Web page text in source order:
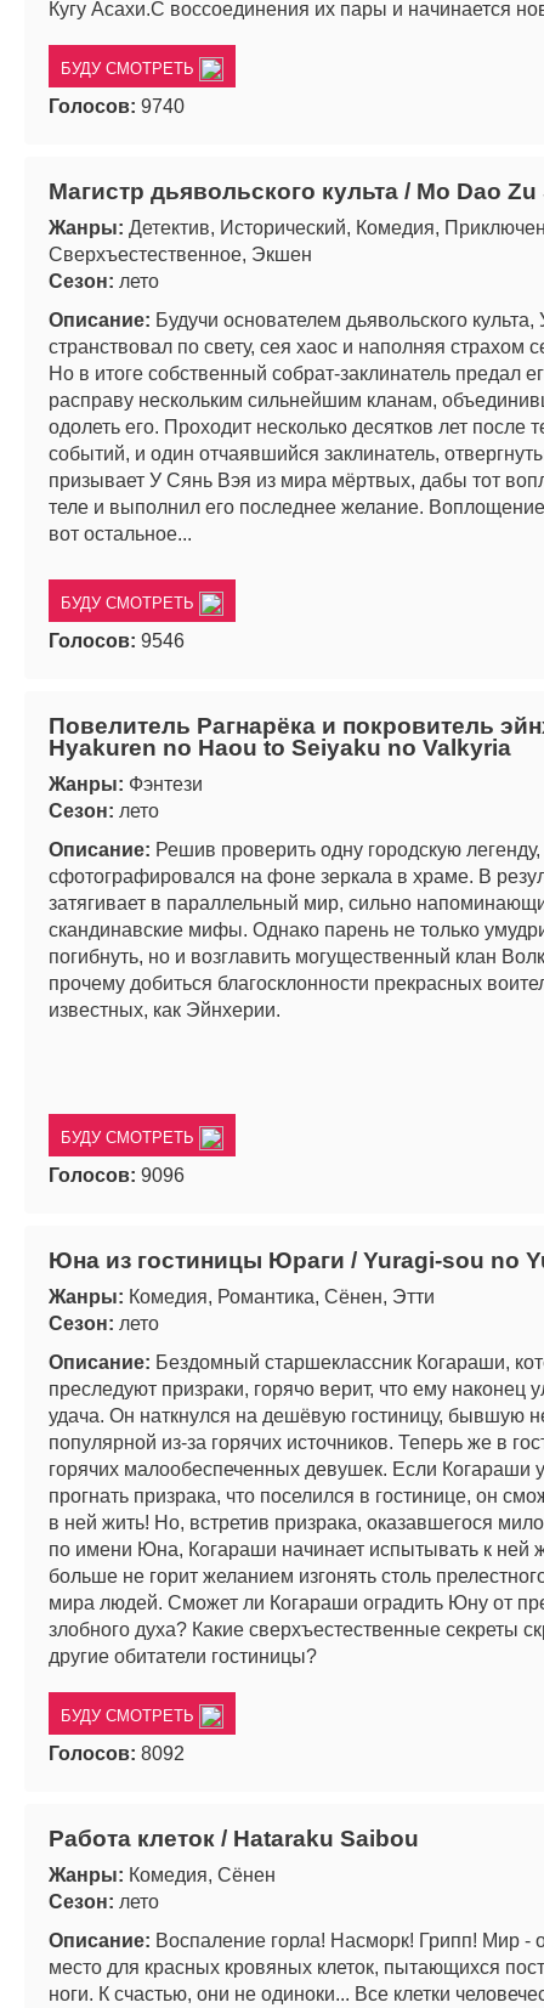
Кугу Асахи.С воссоединения их пары и начинается
БУДУ СМОТРЕТЬ
Голосов: 9740
Магистр дьявольского культа / Mo Dao Zu
Жанры: Детектив, Исторический, Комедия,
Сверхъестественное, Экшен
Сезон: лето
Описание: Будучи основателем дьявольского
странствовал по свету, сея хаос и наполняя страхом
Но в итоге собственный собрат-заклинатель предал
расправу нескольким сильнейшим кланам,
одолеть его. Проходит несколько десятков лет после
событий, и один отчаявшийся заклинатель,
призывает У Сянь Вэя из мира мёртвых, дабы тот
теле и выполнил его последнее желание.
вот остальное...
БУДУ СМОТРЕТЬ
Голосов: 9546
Повелитель Рагнарёка и покровитель
Hyakuren no Haou to Seiyaku no Valkyria
Жанры: Фэнтези
Сезон: лето
Описание: Решив проверить одну городскую
сфотографировался на фоне зеркала в храме. В
затягивает в параллельный мир, сильно
скандинавские мифы. Однако парень не только
погибнуть, но и возглавить могущественный клан
прочему добиться благосклонности прекрасных
известных, как Эйнхерии.
БУДУ СМОТРЕТЬ
Голосов: 9096
Юна из гостиницы Юраги / Yuragi-sou no
Жанры: Комедия, Романтика, Сёнен, Этти
Сезон: лето
Описание: Бездомный старшеклассник Когараши,
преследуют призраки, горячо верит, что ему наконец
удача. Он наткнулся на дешёвую гостиницу, бывшую
популярной из-за горячих источников. Теперь же в
горячих малообеспеченных девушек. Если Когараши
прогнать призрака, что поселился в гостинице, он
в ней жить! Но, встретив призрака, оказавшегося
по имени Юна, Когараши начинает испытывать к ней
больше не горит желанием изгонять столь
мира людей. Сможет ли Когараши оградить Юну от
злобного духа? Какие сверхъестественные секреты
другие обитатели гостиницы?
БУДУ СМОТРЕТЬ
Голосов: 8092
Работа клеток / Hataraku Saibou
Жанры: Комедия, Сёнен
Сезон: лето
Описание: Воспаление горла! Насморк! Грипп! Мир -
место для красных кровяных клеток, пытающихся
ноги. К счастью, они не одиноки... Все клетки